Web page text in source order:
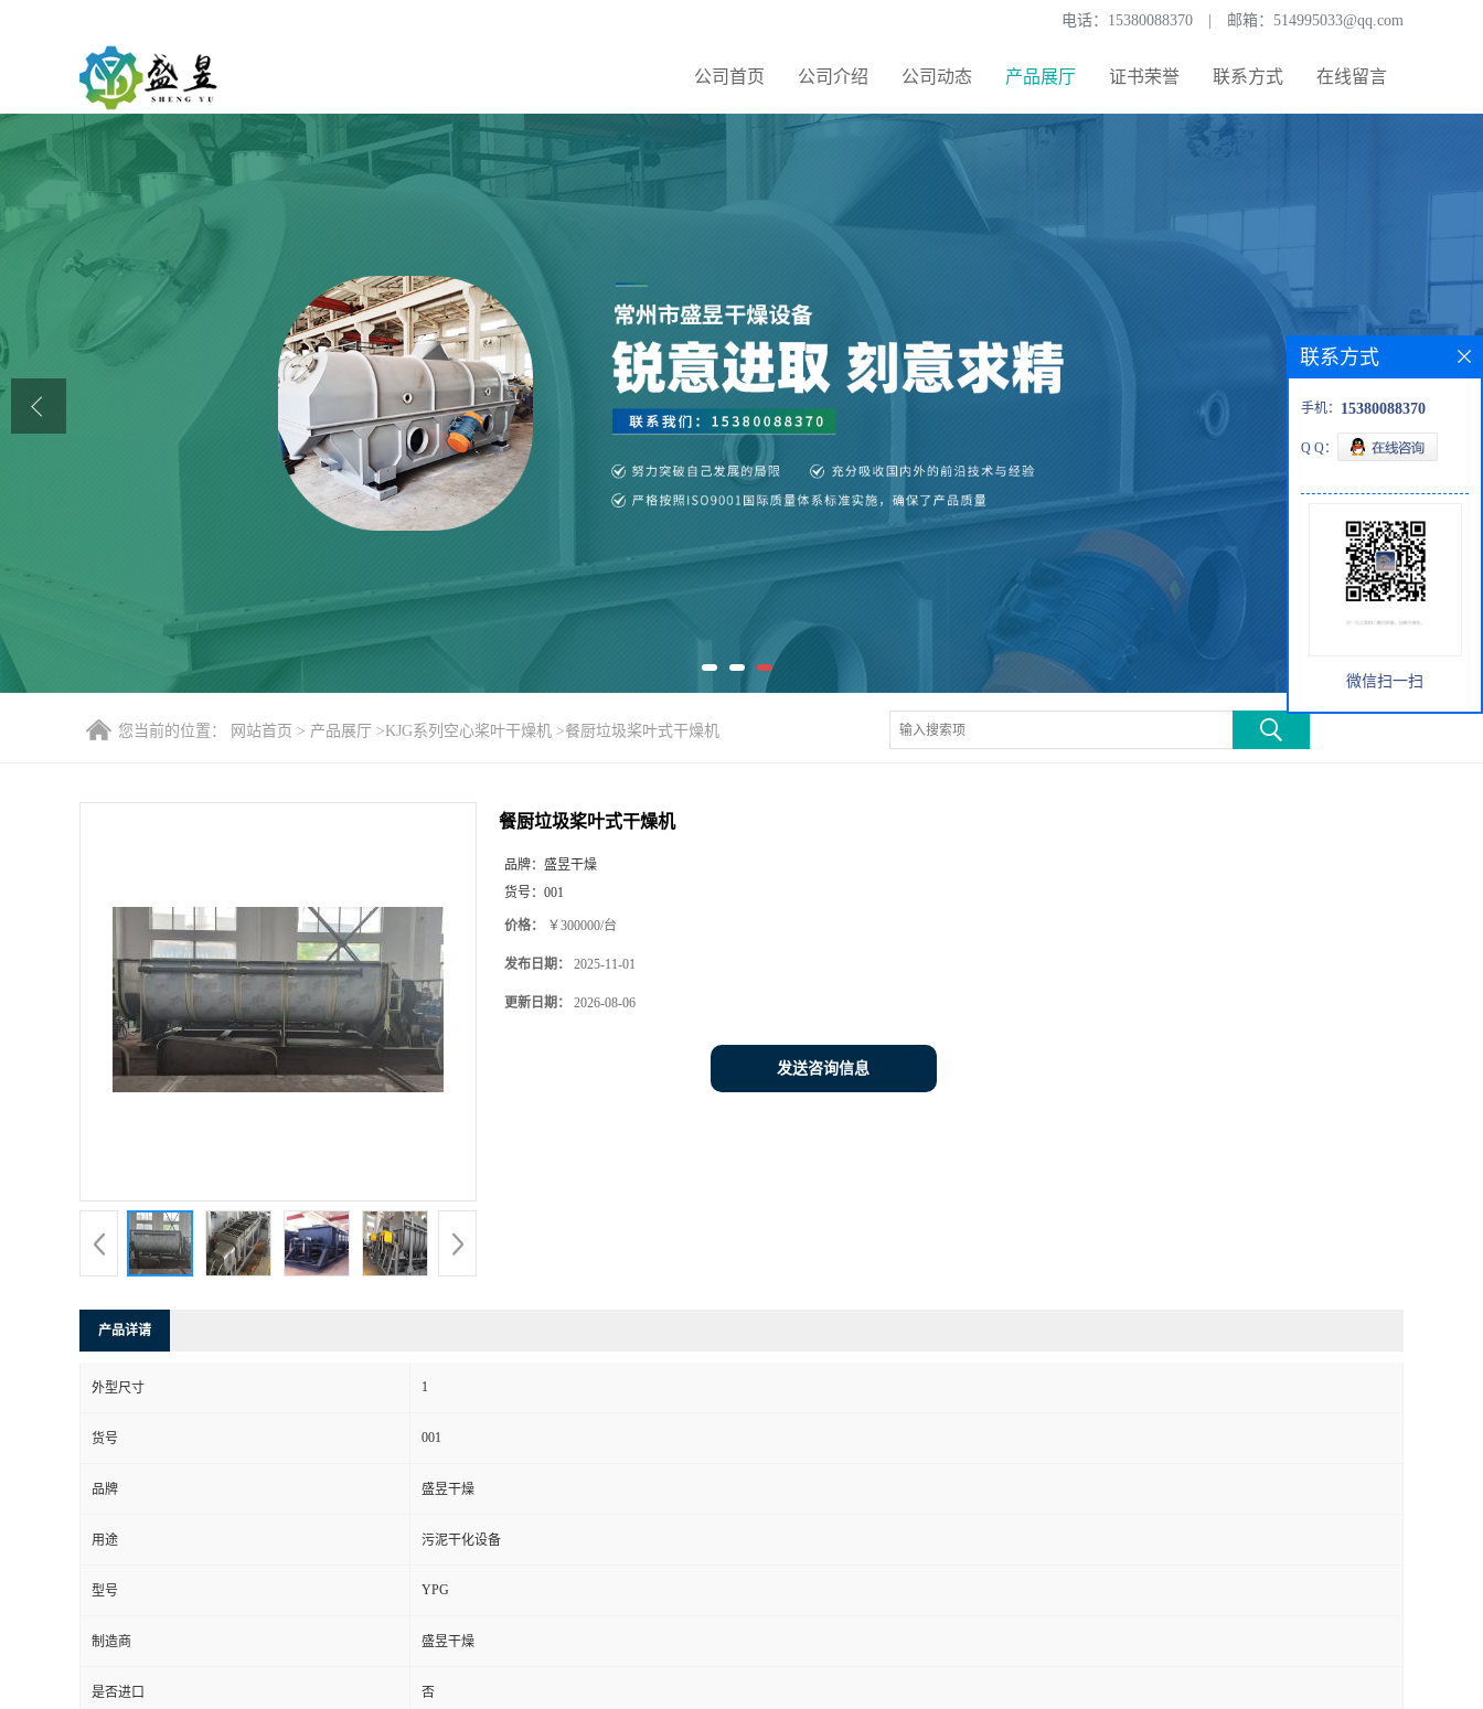
电话： 15380088370 邮箱： 514995033@qq.com
公司首页 公司介绍 公司动态 产品展厅 证书荣誉 联系方式 在线留言
公司首页
公司介绍
公司动态
产品展厅
证书荣誉
联系方式
在线留言
您当前的位置： 网站首页 > 产品展厅 >KJG系列空心桨叶干燥机 >餐厨垃圾桨叶式干燥机
餐厨垃圾桨叶式干燥机
品牌： 盛昱干燥
货号： 001
价格： ￥300000/台
发布日期： 2025-11-01
更新日期： 2026-08-06
发送咨询信息
产品详请
外型尺寸 1
货号 001
品牌 盛昱干燥
用途 污泥干化设备
型号 YPG
制造商 盛昱干燥
是否进口 否
联系方式
手机： 15380088370
Q Q：
微信扫一扫